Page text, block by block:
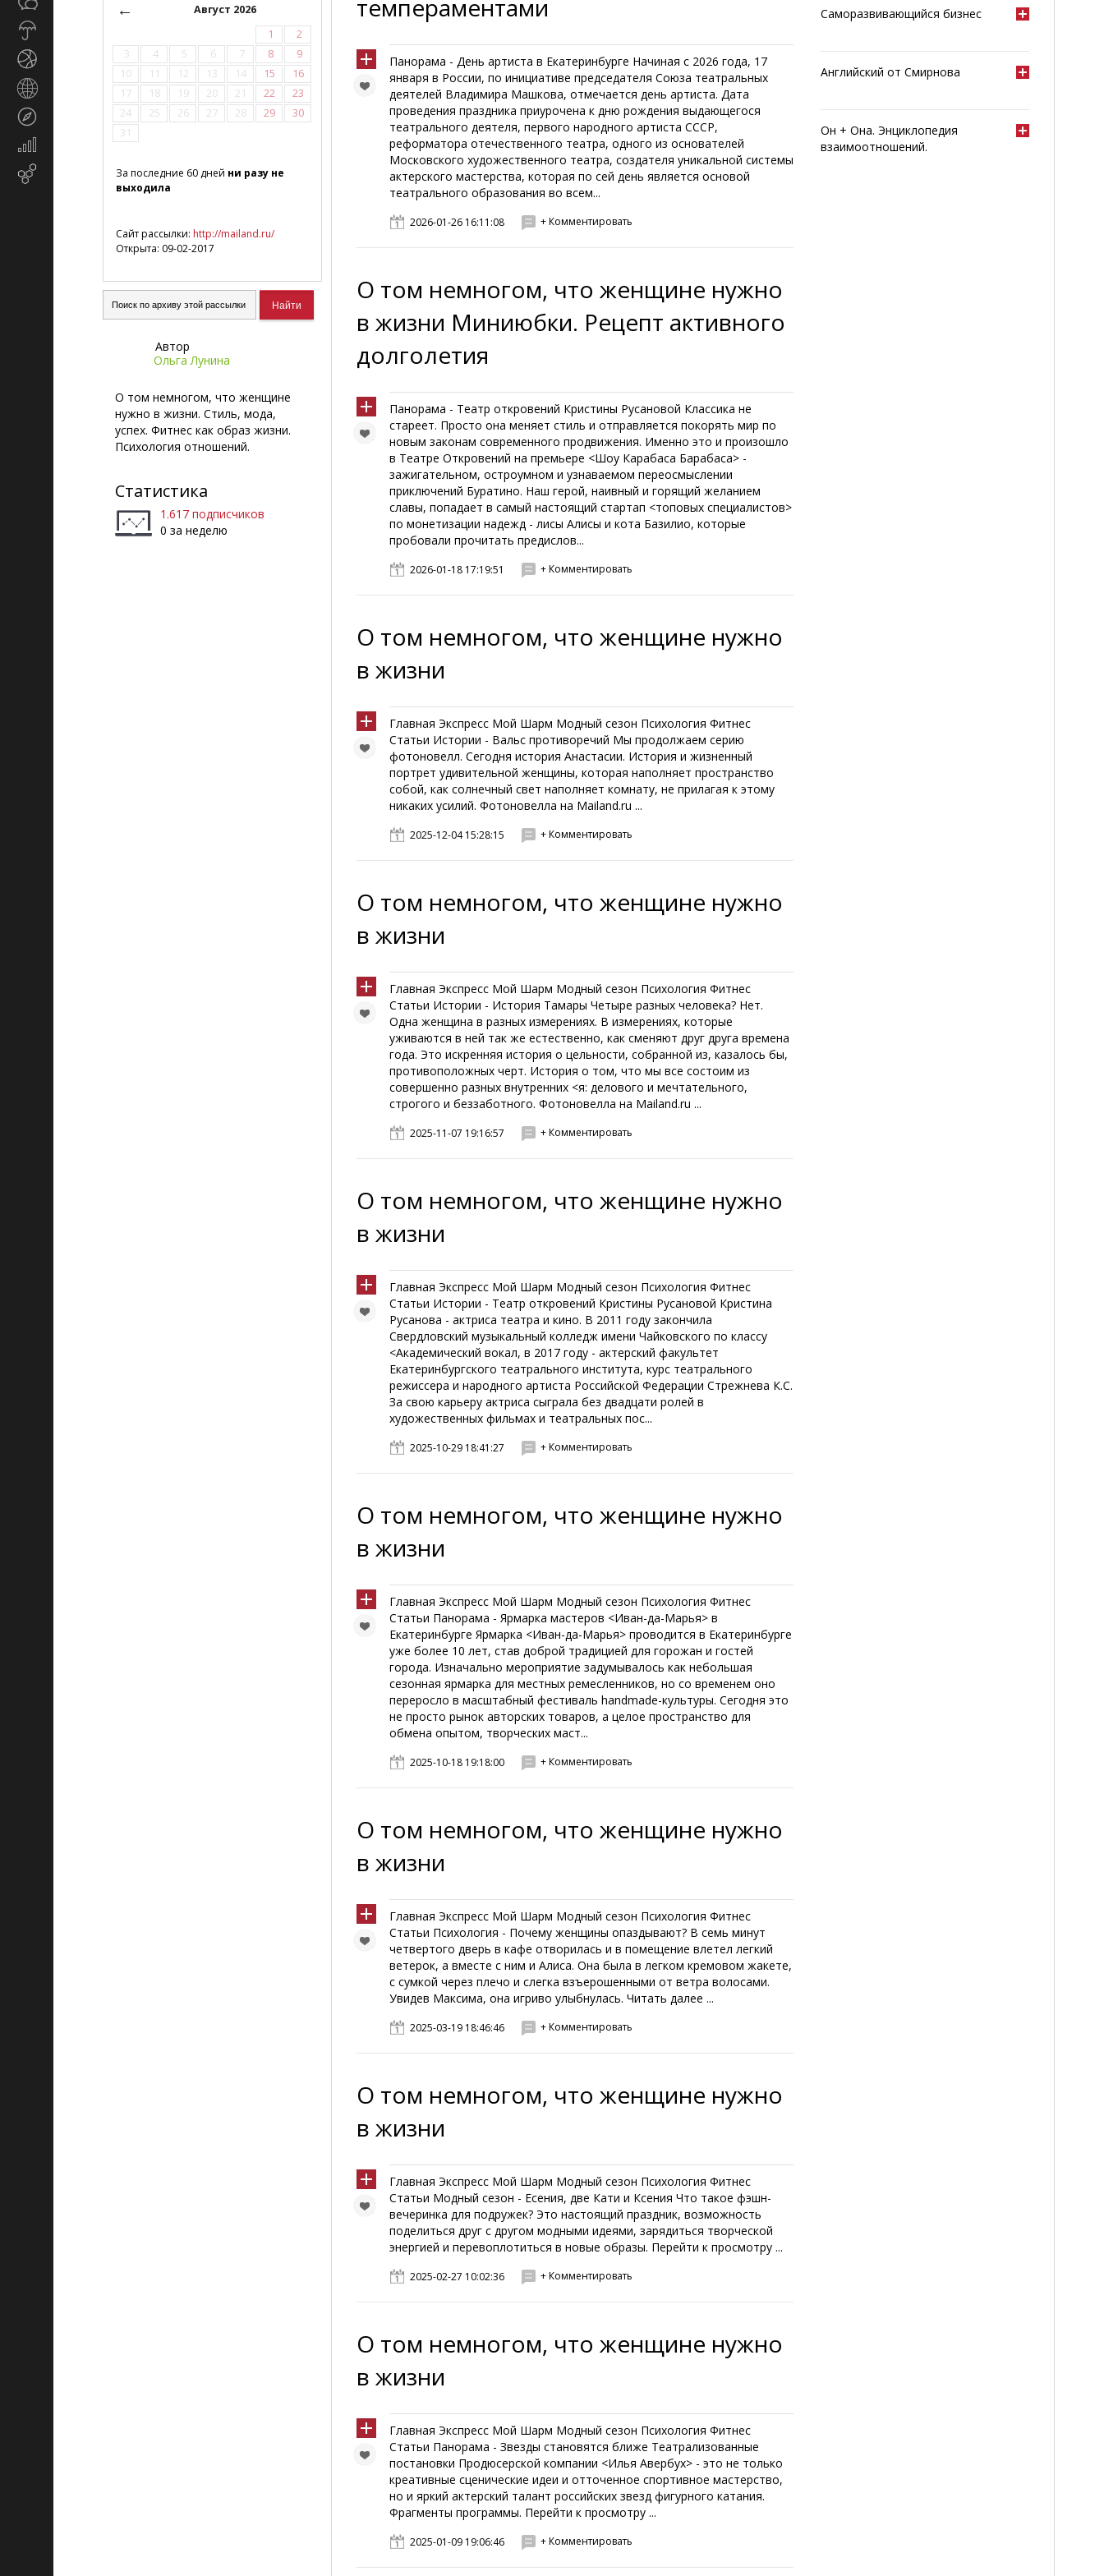
Экономика
маркетинг
←
Август 2026
1
2
3
4 5 6 7 8
9
10
11 12 13 14 15
16
17
18 19 20 21 22
23
24
25 26 27 28 29
30
31
За последние 60 дней ни разу не
выходила
Сайт рассылки: http://mailand.ru/
Открыта: 09-02-2017
Автор
Ольга Лунина
О том немногом, что женщине
нужно в жизни. Стиль, мода,
успех. Фитнес как образ жизни.
Психология отношений.
Статистика
1.617 подписчиков
0 за неделю
темпераментами
Панорама - День артиста в Екатеринбурге Начиная с 2026 года, 17
января в России, по инициативе председателя Союза театральных
деятелей Владимира Машкова, отмечается день артиста. Дата
проведения праздника приурочена к дню рождения выдающегося
театрального деятеля, первого народного артиста СССР,
реформатора отечественного театра, одного из основателей
Московского художественного театра, создателя уникальной системы
актерского мастерства, которая по сей день является основой
театрального образования во всем...
2026-01-26 16:11:08 + Комментировать
О том немногом, что женщине нужно
в жизни Миниюбки. Рецепт активного
долголетия
Панорама - Театр откровений Кристины Русановой Классика не
стареет. Просто она меняет стиль и отправляется покорять мир по
новым законам современного продвижения. Именно это и произошло
в Театре Откровений на премьере <Шоу Карабаса Барабаса> -
зажигательном, остроумном и узнаваемом переосмыслении
приключений Буратино. Наш герой, наивный и горящий желанием
славы, попадает в самый настоящий стартап <топовых специалистов>
по монетизации надежд - лисы Алисы и кота Базилио, которые
пробовали прочитать предислов...
2026-01-18 17:19:51 + Комментировать
О том немногом, что женщине нужно
в жизни
Главная Экспресс Мой Шарм Модный сезон Психология Фитнес
Статьи Истории - Вальс противоречий Мы продолжаем серию
фотоновелл. Сегодня история Анастасии. История и жизненный
портрет удивительной женщины, которая наполняет пространство
собой, как солнечный свет наполняет комнату, не прилагая к этому
никаких усилий. Фотоновелла на Mailand.ru ...
2025-12-04 15:28:15 + Комментировать
О том немногом, что женщине нужно
в жизни
Главная Экспресс Мой Шарм Модный сезон Психология Фитнес
Статьи Истории - История Тамары Четыре разных человека? Нет.
Одна женщина в разных измерениях. В измерениях, которые
уживаются в ней так же естественно, как сменяют друг друга времена
года. Это искренняя история о цельности, собранной из, казалось бы,
противоположных черт. История о том, что мы все состоим из
совершенно разных внутренних <я: делового и мечтательного,
строгого и беззаботного. Фотоновелла на Mailand.ru ...
2025-11-07 19:16:57 + Комментировать
О том немногом, что женщине нужно
в жизни
Главная Экспресс Мой Шарм Модный сезон Психология Фитнес
Статьи Истории - Театр откровений Кристины Русановой Кристина
Русанова - актриса театра и кино. В 2011 году закончила
Свердловский музыкальный колледж имени Чайковского по классу
<Академический вокал, в 2017 году - актерский факультет
Екатеринбургского театрального института, курс театрального
режиссера и народного артиста Российской Федерации Стрежнева К.С.
За свою карьеру актриса сыграла без двадцати ролей в
художественных фильмах и театральных пос...
2025-10-29 18:41:27 + Комментировать
О том немногом, что женщине нужно
в жизни
Главная Экспресс Мой Шарм Модный сезон Психология Фитнес
Статьи Панорама - Ярмарка мастеров <Иван-да-Марья> в
Екатеринбурге Ярмарка <Иван-да-Марья> проводится в Екатеринбурге
уже более 10 лет, став доброй традицией для горожан и гостей
города. Изначально мероприятие задумывалось как небольшая
сезонная ярмарка для местных ремесленников, но со временем оно
переросло в масштабный фестиваль handmade-культуры. Сегодня это
не просто рынок авторских товаров, а целое пространство для
обмена опытом, творческих маст...
2025-10-18 19:18:00 + Комментировать
О том немногом, что женщине нужно
в жизни
Главная Экспресс Мой Шарм Модный сезон Психология Фитнес
Статьи Психология - Почему женщины опаздывают? В семь минут
четвертого дверь в кафе отворилась и в помещение влетел легкий
ветерок, а вместе с ним и Алиса. Она была в легком кремовом жакете,
с сумкой через плечо и слегка взъерошенными от ветра волосами.
Увидев Максима, она игриво улыбнулась. Читать далее ...
2025-03-19 18:46:46 + Комментировать
О том немногом, что женщине нужно
в жизни
Главная Экспресс Мой Шарм Модный сезон Психология Фитнес
Статьи Модный сезон - Есения, две Кати и Ксения Что такое фэшн-
вечеринка для подружек? Это настоящий праздник, возможность
поделиться друг с другом модными идеями, зарядиться творческой
энергией и перевоплотиться в новые образы. Перейти к просмотру ...
2025-02-27 10:02:36 + Комментировать
О том немногом, что женщине нужно
в жизни
Главная Экспресс Мой Шарм Модный сезон Психология Фитнес
Статьи Панорама - Звезды становятся ближе Театрализованные
постановки Продюсерской компании <Илья Авербух> - это не только
креативные сценические идеи и отточенное спортивное мастерство,
но и яркий актерский талант российских звезд фигурного катания.
Фрагменты программы. Перейти к просмотру ...
2025-01-09 19:06:46 + Комментировать
Саморазвивающийся бизнес
Английский от Смирнова
Он + Она. Энциклопедия
взаимоотношений.